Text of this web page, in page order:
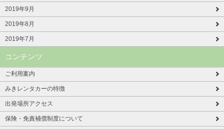
2019年9月
2019年8月
2019年7月
コンテンツ
ご利用案内
みきレンタカーの特徴
出発場所アクセス
保険・免責補償制度について